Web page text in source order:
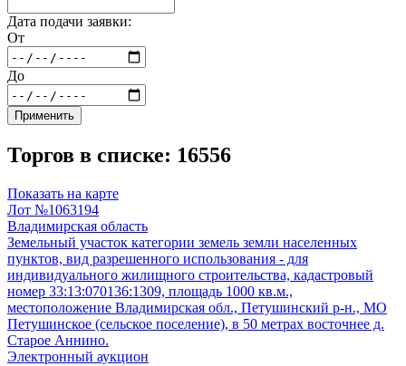
Дата подачи заявки:
От
До
Применить
Торгов в списке: 16556
Показать на карте
Лот №1063194
Владимирская область
Земельный участок категории земель земли населенных
пунктов, вид разрешенного использования - для
индивидуального жилищного строительства, кадастровый
номер 33:13:070136:1309, площадь 1000 кв.м.,
местоположение Владимирская обл., Петушинский р-н., МО
Петушинское (сельское поселение), в 50 метрах восточнее д.
Старое Аннино.
Электронный аукцион